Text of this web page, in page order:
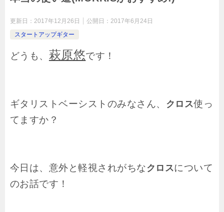
更新日： 2017年12月26日 公開日： 2017年6月24日
スタートアップギター
どうも、 萩原悠です！
ギタリストベーシストのみなさん、 クロス使っ
てますか？
今日は、意外と軽視されがちなクロスについて
のお話です！